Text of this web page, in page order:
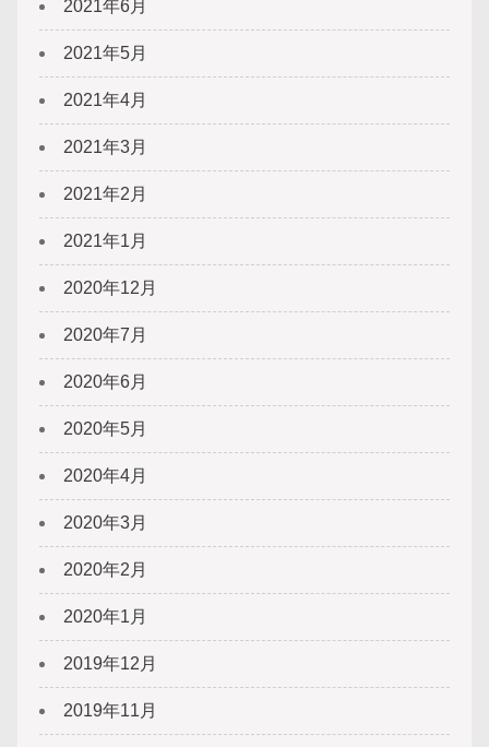
2021年6月
2021年5月
2021年4月
2021年3月
2021年2月
2021年1月
2020年12月
2020年7月
2020年6月
2020年5月
2020年4月
2020年3月
2020年2月
2020年1月
2019年12月
2019年11月